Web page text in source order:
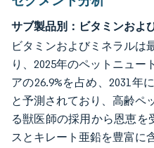
サブ製品別：ビタミンおよ
ビタミンおよびミネラルは
り、2025年のペットニュー
アの26.9%を占め、2031年
と予測されており、高齢ペ
る獣医師の採用から恩恵を
スとキレート亜鉛を豊富に